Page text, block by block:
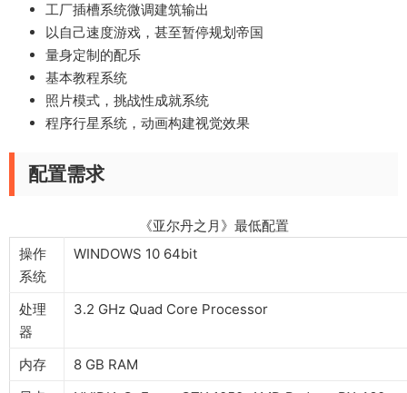
工厂插槽系统微调建筑输出
以自己速度游戏，甚至暂停规划帝国
量身定制的配乐
基本教程系统
照片模式，挑战性成就系统
程序行星系统，动画构建视觉效果
配置需求
《亚尔丹之月》最低配置
操作
系统
WINDOWS 10 64bit
处理
器
3.2 GHz Quad Core Processor
内存
8 GB RAM